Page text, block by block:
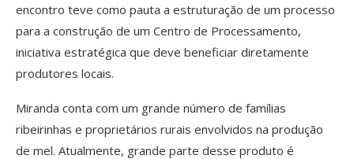
encontro teve como pauta a estruturação de um processo
para a construção de um Centro de Processamento,
iniciativa estratégica que deve beneficiar diretamente
produtores locais.
Miranda conta com um grande número de famílias
ribeirinhas e proprietários rurais envolvidos na produção
de mel. Atualmente, grande parte desse produto é